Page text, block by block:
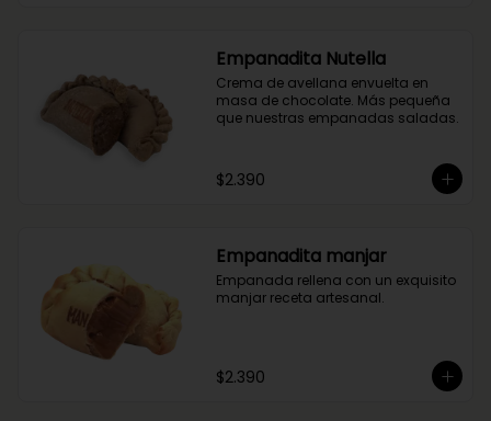
Empanadita Nutella
Crema de avellana envuelta en
masa de chocolate. Más pequeña
que nuestras empanadas saladas.
$2.390
Empanadita manjar
Empanada rellena con un exquisito
manjar receta artesanal.
$2.390